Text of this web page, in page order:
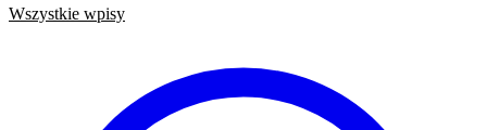
Wszystkie wpisy